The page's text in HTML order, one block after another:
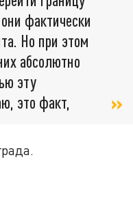
фактически
Но при этом
абсолютно
эту
это факт,